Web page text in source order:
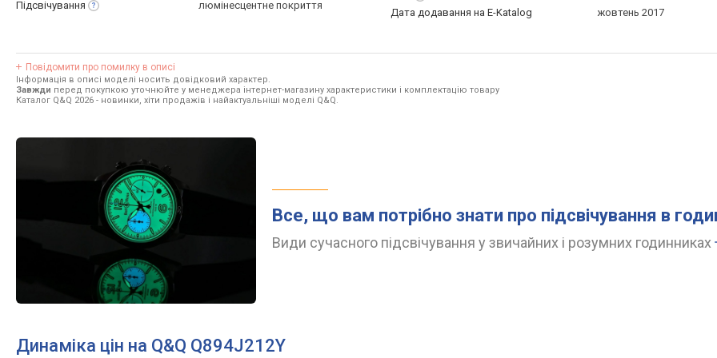
Підсвічування
люмінесцентне покриття
Дата додавання на E-Katalog
жовтень 2017
Повідомити про помилку в описі
Інформація в описі моделі носить довідковий характер.
Завжди перед покупкою уточнюйте у менеджера інтернет-магазину характеристики і комплектацію товару
Каталог Q&Q 2026 - новинки, хіти продажів і найактуальніші моделі Q&Q.
Все, що вам потрібно знати про підсвічування в
Види сучасного підсвічування у звичайних і розумних годинниках
Динаміка цін на Q&Q Q894J212Y